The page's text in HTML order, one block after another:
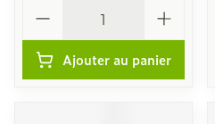
Ajouter au panier